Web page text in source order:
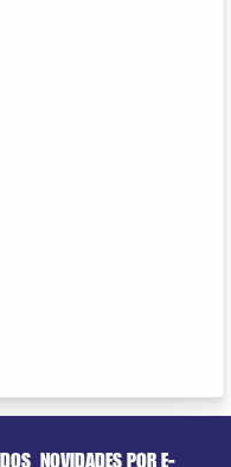
NOVIDADES POR E-